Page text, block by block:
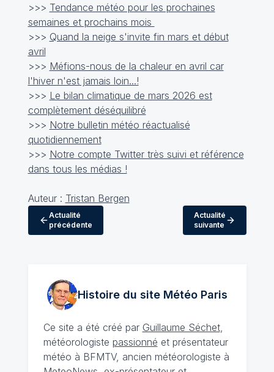
>>> Tendance météo pour les prochaines
semaines et prochains mois
>>> Quand la neige s'invite fin mars et début
avril
>>> Méfions-nous de la chaleur en avril car
l'hiver n'est jamais loin...!
>>> Le bilan climatique de mars 2026 est
complètement déséquilibré
>>> Notre bulletin météo réactualisé
quotidiennement
>>> Notre compte Twitter très suivi et référence
dans tous les médias !
Auteur : Tristan Bergen
Actualité
précédente
Actualité
suivante
Histoire du site MétéoParis
Ce site a été créé par Guillaume Séchet,
météorologiste passionné et présentateur
météo à BFMTV, ancien météorologiste à